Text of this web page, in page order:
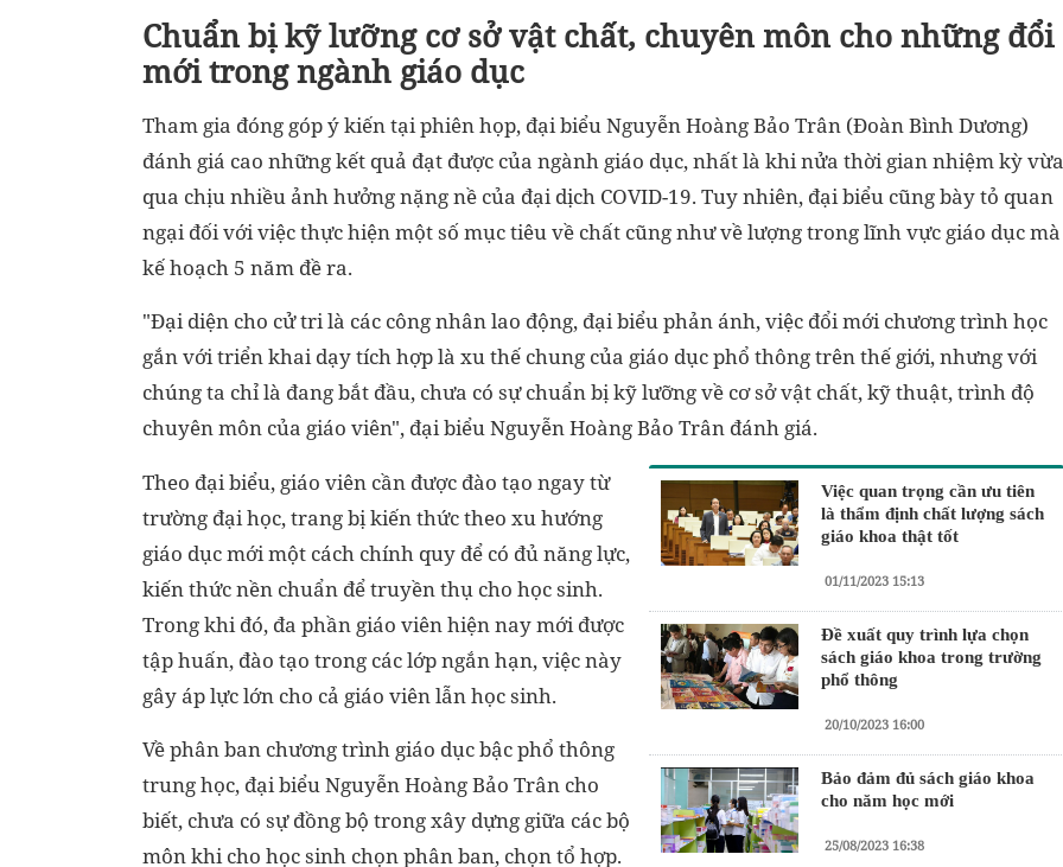
Chuẩn bị kỹ lưỡng cơ sở vật chất, chuyên môn cho những đổi
mới trong ngành giáo dục
Tham gia đóng góp ý kiến tại phiên họp, đại biểu Nguyễn Hoàng Bảo Trân (Đoàn Bình Dương)
đánh giá cao những kết quả đạt được của ngành giáo dục, nhất là khi nửa thời gian nhiệm kỳ vừa
qua chịu nhiều ảnh hưởng nặng nề của đại dịch COVID-19. Tuy nhiên, đại biểu cũng bày tỏ quan
ngại đối với việc thực hiện một số mục tiêu về chất cũng như về lượng trong lĩnh vực giáo dục mà
kế hoạch 5 năm đề ra.
"Đại diện cho cử tri là các công nhân lao động, đại biểu phản ánh, việc đổi mới chương trình học
gắn với triển khai dạy tích hợp là xu thế chung của giáo dục phổ thông trên thế giới, nhưng với
chúng ta chỉ là đang bắt đầu, chưa có sự chuẩn bị kỹ lưỡng về cơ sở vật chất, kỹ thuật, trình độ
chuyên môn của giáo viên", đại biểu Nguyễn Hoàng Bảo Trân đánh giá.
Việc quan trọng cần ưu tiên
là thẩm định chất lượng sách
giáo khoa thật tốt
01/11/2023 15:13
Đề xuất quy trình lựa chọn
sách giáo khoa trong trường
phổ thông
20/10/2023 16:00
Bảo đảm đủ sách giáo khoa
cho năm học mới
25/08/2023 16:38
Theo đại biểu, giáo viên cần được đào tạo ngay từ
trường đại học, trang bị kiến thức theo xu hướng
giáo dục mới một cách chính quy để có đủ năng lực,
kiến thức nền chuẩn để truyền thụ cho học sinh.
Trong khi đó, đa phần giáo viên hiện nay mới được
tập huấn, đào tạo trong các lớp ngắn hạn, việc này
gây áp lực lớn cho cả giáo viên lẫn học sinh.
Về phân ban chương trình giáo dục bậc phổ thông
trung học, đại biểu Nguyễn Hoàng Bảo Trân cho
biết, chưa có sự đồng bộ trong xây dựng giữa các bộ
môn khi cho học sinh chọn phân ban, chọn tổ hợp.